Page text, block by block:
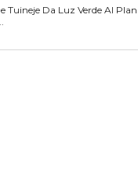
Tuineje Da Luz Verde Al